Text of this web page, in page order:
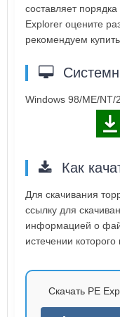
составляет
Explorer оцените
рекомендуем
Windows 98/ME/NT/
Как
Для скачивания
ссылку для
информацией о
истечении
Скачать PE